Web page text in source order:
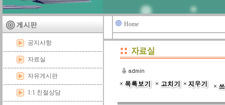
공지사항
자료실
자유게시판
1:1 친절상담
Home